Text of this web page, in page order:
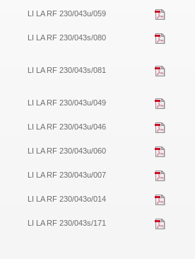
LI LA RF 230/043u/059
LI LA RF 230/043s/080
LI LA RF 230/043s/081
LI LA RF 230/043u/049
LI LA RF 230/043u/046
LI LA RF 230/043u/060
LI LA RF 230/043u/007
LI LA RF 230/043o/014
LI LA RF 230/043s/171